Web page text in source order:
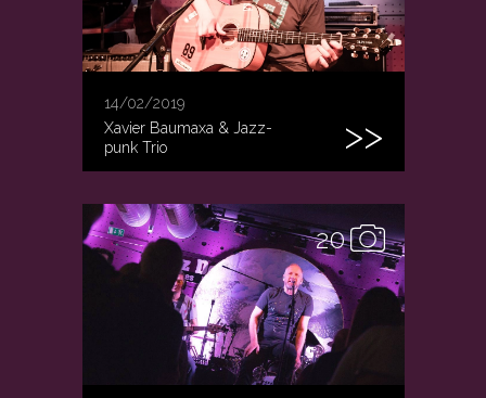
14/02/2019
Xavier Baumaxa & Jazz-
punk Trio
20